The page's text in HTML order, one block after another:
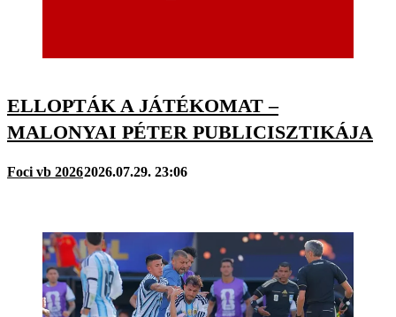
ELLOPTÁK A JÁTÉKOMAT –
MALONYAI PÉTER PUBLICISZTIKÁJA
Foci vb 20262026.07.29. 23:06